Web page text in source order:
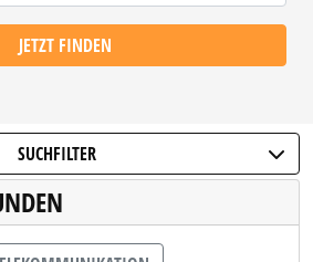
JETZT FINDEN
SUCHFILTER